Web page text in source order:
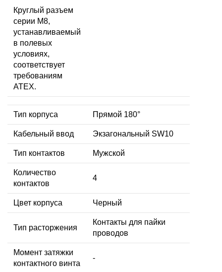
Круглый разъем
серии M8,
устанавливаемый
в полевых
условиях,
соответствует
требованиям
ATEX.
Тип корпуса Прямой 180°
Кабельный ввод Экзагональный SW10
Тип контактов Мужской
Количество
контактов
4
Цвет корпуса Черный
Тип расторжения
Контакты для пайки
проводов
Момент затяжки
контактного винта
-